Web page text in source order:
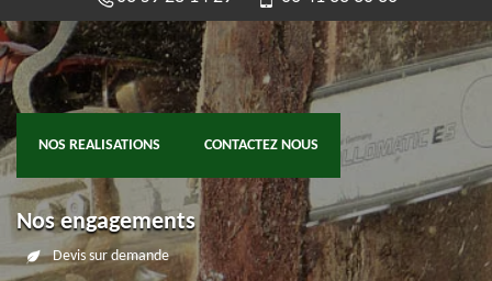
NOS REALISATIONS CONTACTEZ NOUS
Nos engagements
Devis sur demande